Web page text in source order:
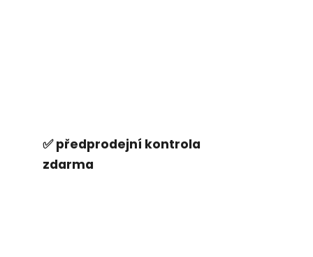
✅ předprodejní kontrola
zdarma